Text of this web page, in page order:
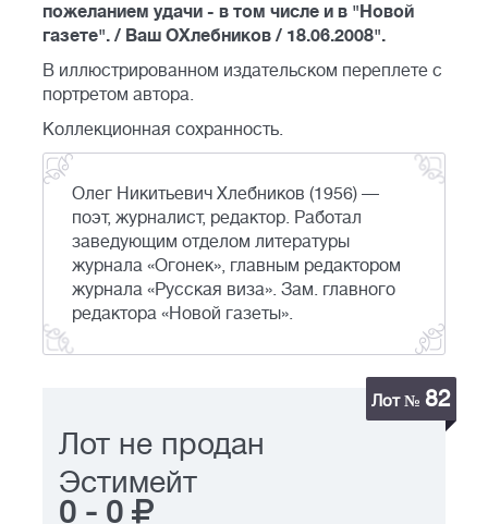
пожеланием удачи - в том числе и в "Новой
газете". / Ваш ОХлебников / 18.06.2008".
В иллюстрированном издательском переплете с
портретом автора.
Коллекционная сохранность.
Олег Никитьевич Хлебников (1956) —
поэт, журналист, редактор. Работал
заведующим отделом литературы
журнала «Огонек», главным редактором
журнала «Русская виза». Зам. главного
редактора «Новой газеты».
Лот № 82
Лот не продан
Эстимейт
0 - 0